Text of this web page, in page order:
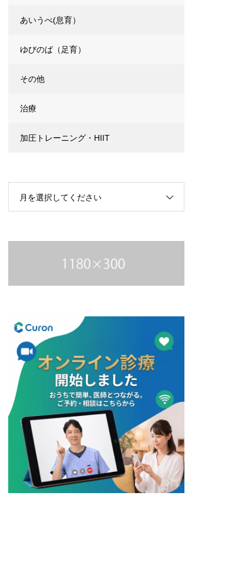
あいうべ(息育）
ゆびのば（足育）
その他
治療
加圧トレーニング・HIIT
月を選択してください